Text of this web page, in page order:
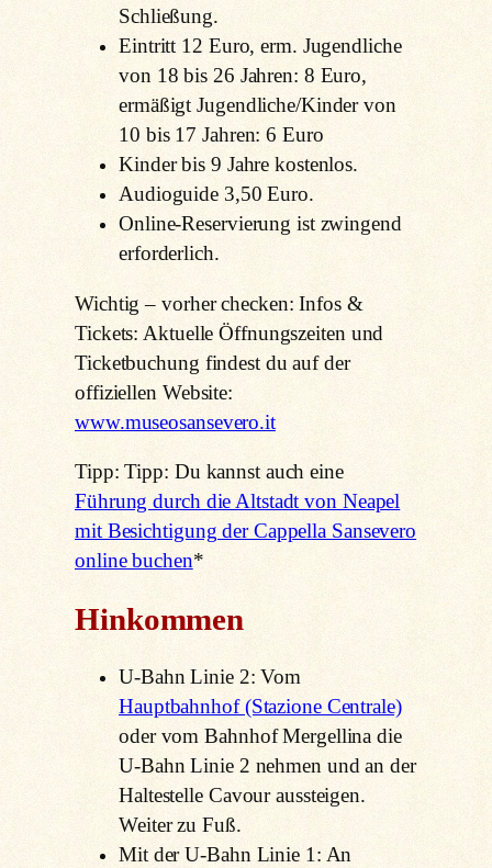
Schließung.
Eintritt 12 Euro, erm. Jugendliche
von 18 bis 26 Jahren: 8 Euro,
ermäßigt Jugendliche/Kinder von
10 bis 17 Jahren: 6 Euro
Kinder bis 9 Jahre kostenlos.
Audioguide 3,50 Euro.
Online-Reservierung ist zwingend
erforderlich.
Wichtig – vorher checken: Infos &
Tickets: Aktuelle Öffnungszeiten und
Ticketbuchung findest du auf der
offiziellen Website:
www.museosansevero.it
Tipp: Tipp: Du kannst auch eine
Führung durch die Altstadt von Neapel
mit Besichtigung der Cappella Sansevero
online buchen*
Hinkommen
U-Bahn Linie 2: Vom
Hauptbahnhof (Stazione Centrale)
oder vom Bahnhof Mergellina die
U-Bahn Linie 2 nehmen und an der
Haltestelle Cavour aussteigen.
Weiter zu Fuß.
Mit der U-Bahn Linie 1: An